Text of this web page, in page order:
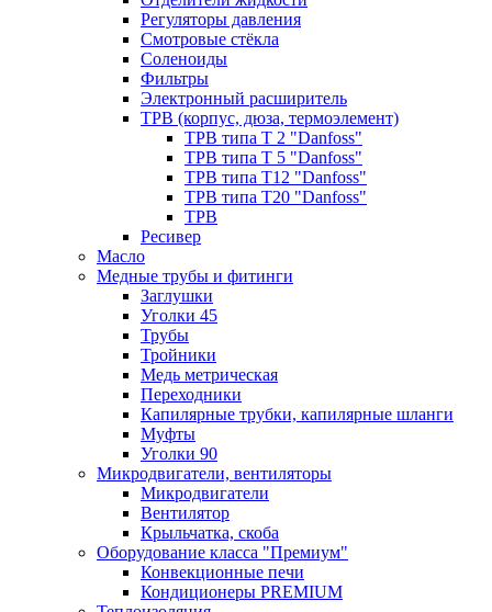
Регуляторы давления
Смотровые стёкла
Соленоиды
Фильтры
Электронный расширитель
ТРВ (корпус, дюза, термоэлемент)
ТРВ типа Т 2 "Danfoss"
ТРВ типа Т 5 "Danfoss"
ТРВ типа Т12 "Danfoss"
ТРВ типа Т20 "Danfoss"
ТРВ
Ресивер
Масло
Медные трубы и фитинги
Заглушки
Уголки 45
Трубы
Тройники
Медь метрическая
Переходники
Капилярные трубки, капилярные шланги
Муфты
Уголки 90
Микродвигатели, вентиляторы
Микродвигатели
Вентилятор
Крыльчатка, скоба
Оборудование класса "Премиум"
Конвекционные печи
Кондиционеры PREMIUM